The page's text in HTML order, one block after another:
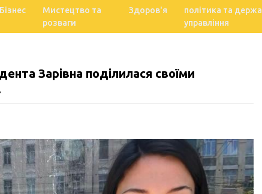
Бізнес
Мистецтво та
розваги
Здоров'я
політика та
управління
Зарівна поділилася своїми